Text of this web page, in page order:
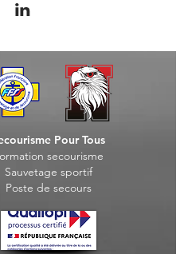
Pour Tous
secourisme
Sauvetage sportif
Poste de secours